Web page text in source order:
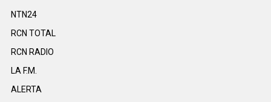
NTN24
RCN TOTAL
RCN RADIO
LA F.M.
ALERTA